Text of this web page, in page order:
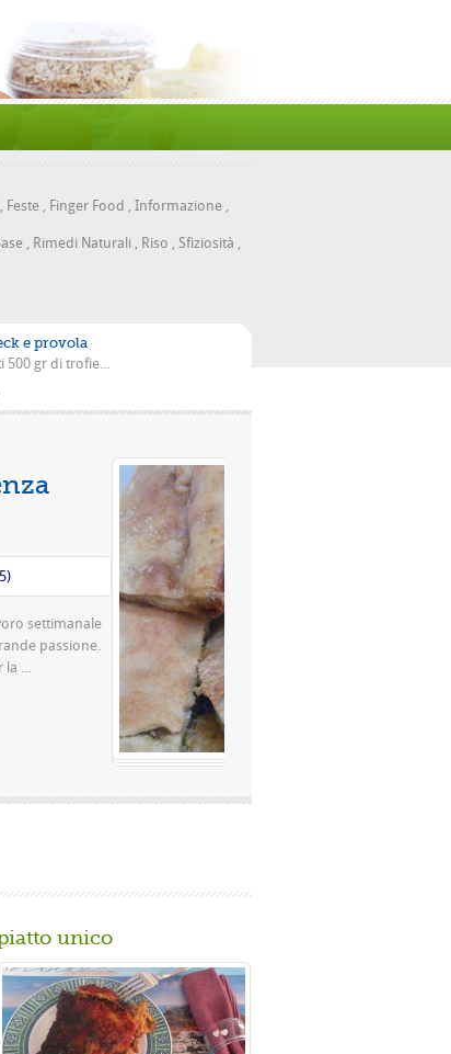
, Feste , Finger Food , Informazione ,
, Rimedi Naturali , Riso , Sfiziosità ,
e provola
500 gr di trofie...
la scarola
Valutazione media: (0 / 5)
famosissima a Napoli Ingredienti Per la
rimacinata a pietra 0 10 g di lievito di
unico